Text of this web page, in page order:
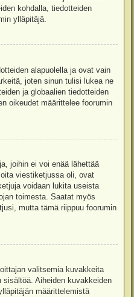
kohdalla, tiedotteiden
ylläpitäjä.
alapuolella ja ovat vain
joten sinun tulisi lukea ne
ja globaalien tiedotteiden
oikeudet määrittelee foorumin
joihin ei voi enää lähettää
viestiketjussa oli, ovat
voidaan lukita useista
toimesta. Saatat myös
mutta tämä riippuu foorumin
valitsemia kuvakkeita
Aiheiden kuvakkeiden
määrittelemistä